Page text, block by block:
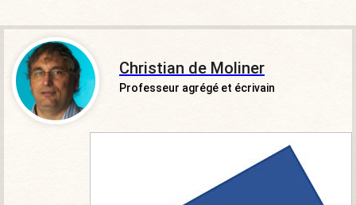
Christian de Moliner
Professeur agrégé et écrivain